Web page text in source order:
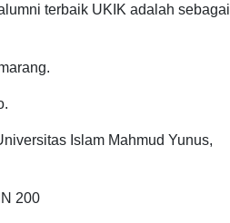
terbaik UKIK adalah sebagai
Islam Mahmud Yunus,
200